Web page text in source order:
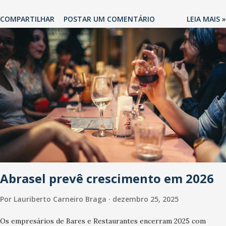
COMPARTILHAR POSTAR UM COMENTÁRIO LEIA MAIS »
Abrasel prevê crescimento em 2026
Por Lauriberto Carneiro Braga dezembro 25, 2025
Os empresários de Bares e Restaurantes encerram 2025 com